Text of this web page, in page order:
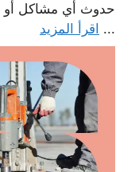
حدوث أي مشاكل أو
... اقرأ المزيد